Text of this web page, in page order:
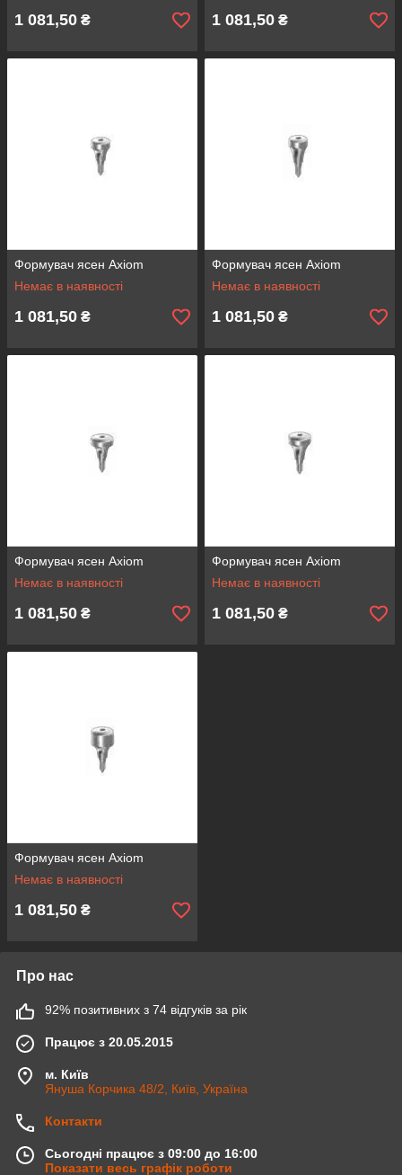
1 081,50 ₴ 1 081,50 ₴
Формувач ясен Axiom
Немає в наявності
1 081,50 ₴
Формувач ясен Axiom
Немає в наявності
1 081,50 ₴
Формувач ясен Axiom
Немає в наявності
1 081,50 ₴
Формувач ясен Axiom
Немає в наявності
1 081,50 ₴
Формувач ясен Axiom
Немає в наявності
1 081,50 ₴
Про нас
92% позитивних з 74 відгуків за рік
Працює з 20.05.2015
м. Київ
Януша Корчика 48/2, Київ, Україна
Контакти
Сьогодні працює з 09:00 до 16:00
Показати весь графік роботи